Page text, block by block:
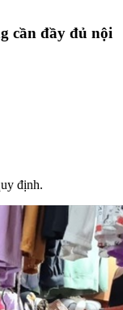
cần đầy đủ nội
định.